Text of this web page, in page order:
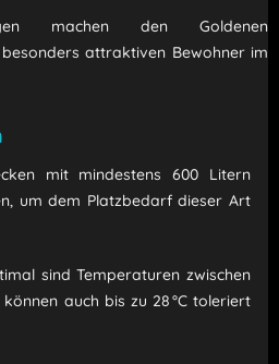
machen den Goldenen
attraktiven Bewohner im
mit mindestens 600 Litern
um dem Platzbedarf dieser Art
sind Temperaturen zwischen
können auch bis zu 28 °C toleriert